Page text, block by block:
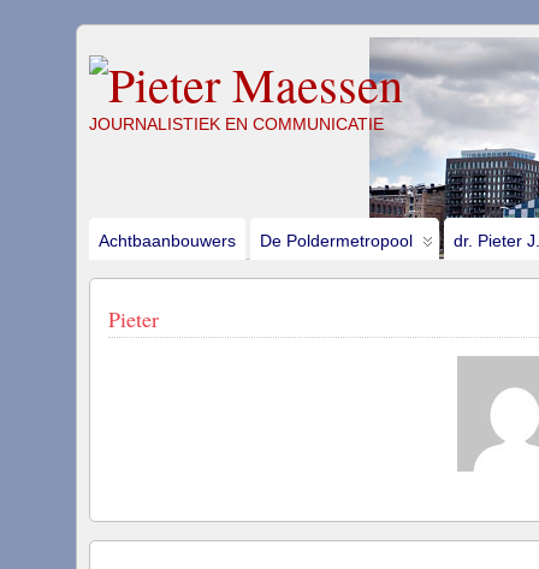
JOURNALISTIEK EN COMMUNICATIE
Achtbaanbouwers De Poldermetropool dr. Pieter
Pieter